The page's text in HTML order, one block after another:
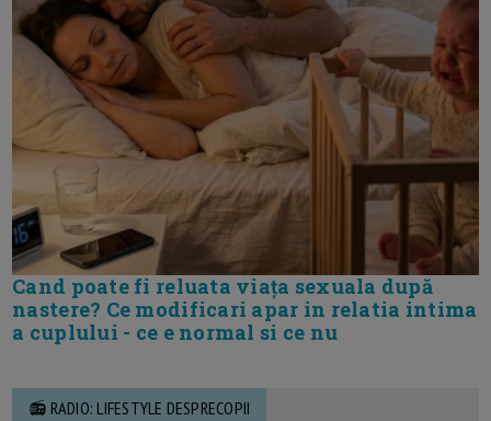
Cand poate fi reluata viața sexuala după
nastere? Ce modificari apar in relatia intima
a cuplului - ce e normal si ce nu
📻 RADIO: LIFESTYLE DESPRECOPII